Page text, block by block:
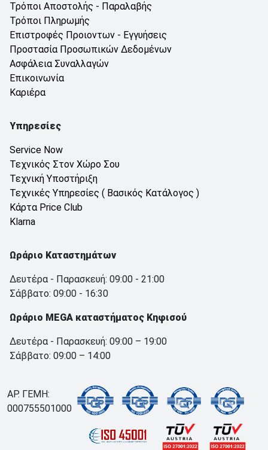
Τρόποι Αποστολής - Παραλαβής
Τρόποι Πληρωμής
Επιστροφές Προιοντων - Εγγυήσεις
Προστασία Προσωπικών Δεδομένων
Ασφάλεια Συναλλαγών
Επικοινωνία
Καριέρα
Υπηρεσίες
Service Now
Τεχνικός Στον Χώρο Σου
Τεχνική Υποστήριξη
Τεχνικές Υπηρεσίες ( Βασικός Κατάλογος )
Κάρτα Price Club
Klarna
Ωράριο Καταστημάτων
Δευτέρα - Παρασκευή: 09:00 - 21:00
Σάββατο: 09:00 - 16:30
Ωράριο MEGA καταστήματος Κηφισού
Δευτέρα - Παρασκευή: 09:00 – 19:00
Σάββατο: 09:00 – 14:00
ΑΡ. ΓΕΜΗ:
000755501000